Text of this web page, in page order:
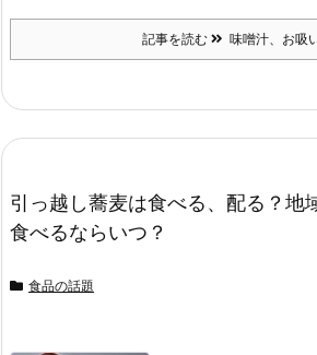
記事を読む 味噌汁、お吸
引っ越し蕎麦は食べる、配る？地
食べるならいつ？
食品の話題